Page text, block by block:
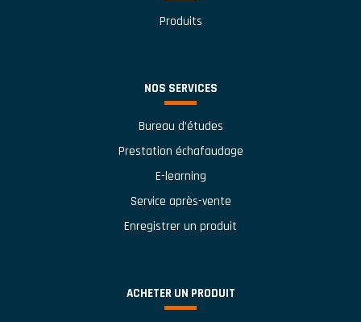
Produits
NOS SERVICES
Bureau d’études
Prestation échafaudage
E-learning
Service après-vente
Enregistrer un produit
ACHETER UN PRODUIT